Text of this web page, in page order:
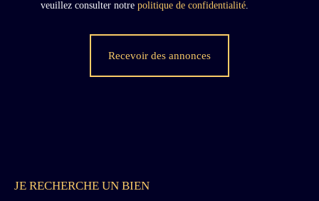
bossages rustiques, surfaces plus ou moins
symétrie, d'un côté deux grands vitraux, l'un en
veuillez consulter notre politique de confidentialité
Recevoir des annonces
JE RECHERCHE UN BIEN